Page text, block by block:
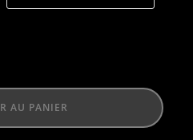
AU PANIER